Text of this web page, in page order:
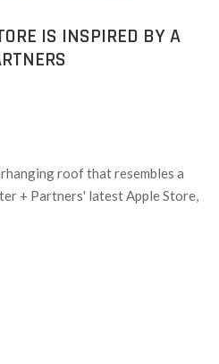
IS INSPIRED BY A
roof that resembles a
+ Partners' latest Apple Store,